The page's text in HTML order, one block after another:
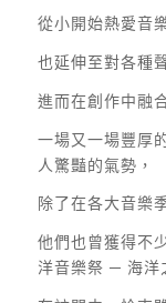
從小開始熱愛音
也延伸至對各種
進而在創作中融
一場又一場豐厚
人驚豔的氣勢，
除了在各大音樂
他們也曾獲得不
洋音樂祭 ─ 海洋